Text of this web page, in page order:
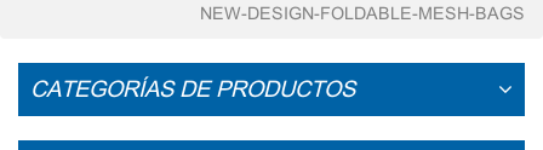
NEW-DESIGN-FOLDABLE-MESH-BAGS
CATEGORÍAS DE PRODUCTOS